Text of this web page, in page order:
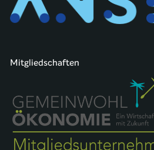
Mitgliedschaften